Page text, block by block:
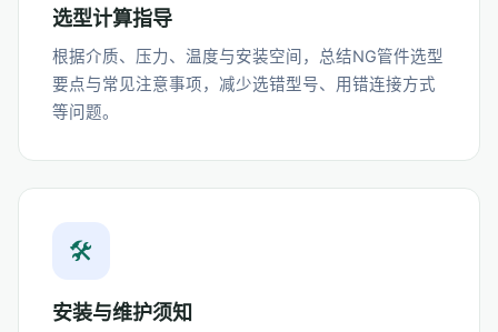
选型计算指导
根据介质、压力、温度与安装空间，总结NG管件选型
要点与常见注意事项，减少选错型号、用错连接方式
等问题。
🛠️
安装与维护须知